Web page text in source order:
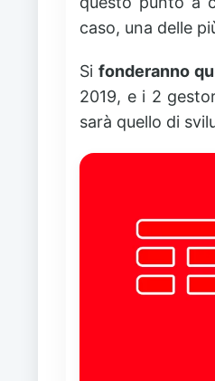
caso, una delle
Sifonderanno
2019, e i 2
sarà quello di